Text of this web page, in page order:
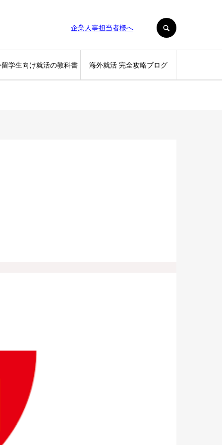
企業人事担当者様へ
学生向け就活の教科書 海外就活 完全攻略ブログ